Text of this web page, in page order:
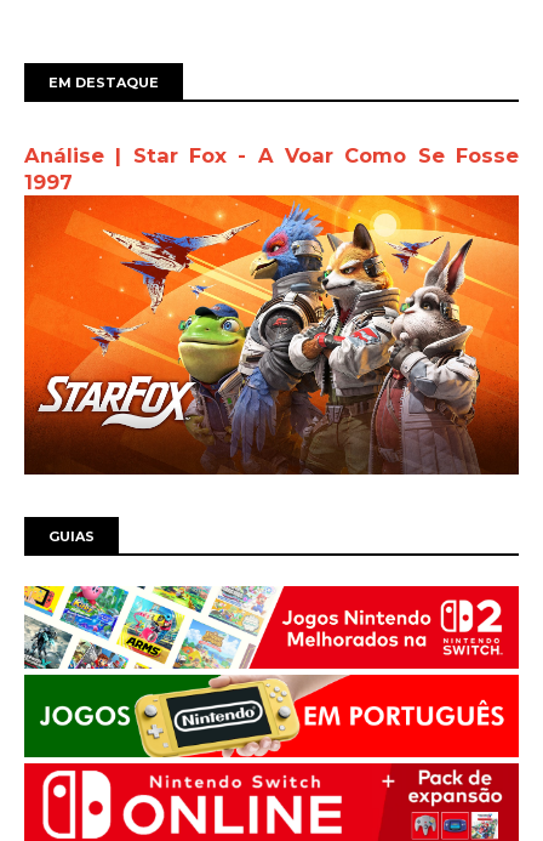
EM DESTAQUE
Análise | Star Fox - A Voar Como Se Fosse
1997
GUIAS